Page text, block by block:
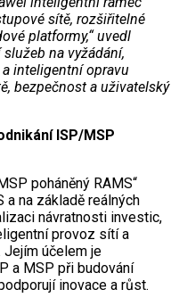
sítě, rozšiřitelné
platformy,“ uvedl
na vyžádání,
inteligentní opravu
bezpečnost a uživatelský
ISP/MSP
poháněný RAMS“
a na základě reálných
návratnosti investic,
provoz sítí a
účelem je
a MSP při budování
inovace a růst.